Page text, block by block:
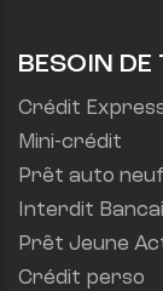
BESOIN DE
Crédit
Mini-crédit
Prêt auto neuf
Interdit
Prêt Jeune
Crédit perso